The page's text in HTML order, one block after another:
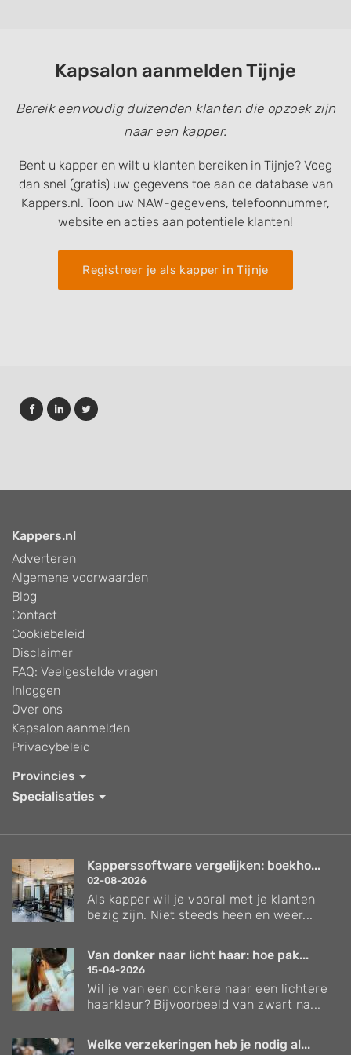
Kapsalon aanmelden Tijnje
Bereik eenvoudig duizenden klanten die opzoek zijn
naar een kapper.
Bent u kapper en wilt u klanten bereiken in Tijnje? Voeg
dan snel (gratis) uw gegevens toe aan de database van
Kappers.nl. Toon uw NAW-gegevens, telefoonnummer,
website en acties aan potentiele klanten!
Registreer je als kapper in Tijnje
Kappers.nl
Adverteren
Algemene voorwaarden
Blog
Contact
Cookiebeleid
Disclaimer
FAQ: Veelgestelde vragen
Inloggen
Over ons
Kapsalon aanmelden
Privacybeleid
Provincies
Specialisaties
Kapperssoftware vergelijken: boekho...
02-08-2026
Als kapper wil je vooral met je klanten
bezig zijn. Niet steeds heen en weer...
Van donker naar licht haar: hoe pak...
15-04-2026
Wil je van een donkere naar een lichtere
haarkleur? Bijvoorbeeld van zwart na...
Welke verzekeringen heb je nodig al...